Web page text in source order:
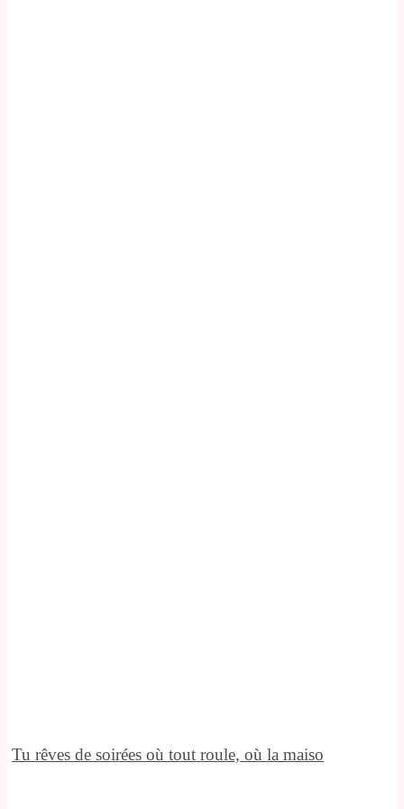
Tu rêves de soirées où tout roule, où la maiso